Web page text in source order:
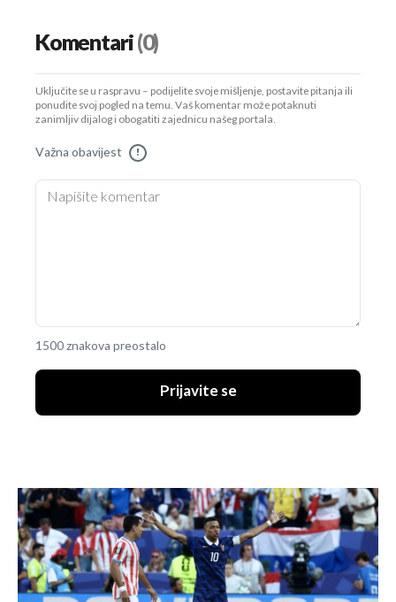
Komentari(0)
Uključite se u raspravu – podijelite svoje mišljenje, postavite pitanja ili
ponudite svoj pogled na temu. Vaš komentar može potaknuti
zanimljiv dijalog i obogatiti zajednicu našeg portala.
Važna obavijest !
1500 znakova preostalo
Prijavite se